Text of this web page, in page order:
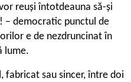
reuși întotdeauna să-și
– democratic punctul de
e de nezdruncinat în
lume.
fabricat sau sincer, între doi